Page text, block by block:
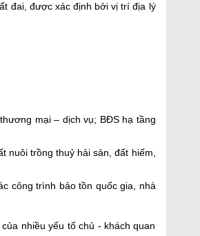
đai, được xác định bởi vị trí địa lý
mại – dịch vụ; BĐS hạ tầng
nuôi trồng thuỷ hải sản, đất hiếm,
công trình bảo tồn quốc gia, nhà
nhiều yếu tố chủ - khách quan